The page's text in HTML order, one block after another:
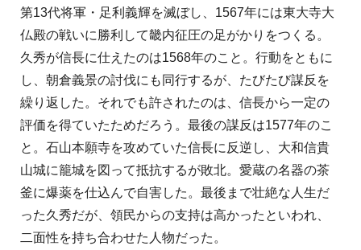
第13代将軍・足利義輝を滅ぼし、1567年には東大寺大
仏殿の戦いに勝利して畿内征圧の足がかりをつくる。
久秀が信長に仕えたのは1568年のこと。行動をともに
し、朝倉義景の討伐にも同行するが、たびたび謀反を
繰り返した。それでも許されたのは、信長から一定の
評価を得ていたためだろう。最後の謀反は1577年のこ
と。石山本願寺を攻めていた信長に反逆し、大和信貴
山城に籠城を図って抵抗するが敗北。愛蔵の名器の茶
釜に爆薬を仕込んで自害した。最後まで壮絶な人生だ
った久秀だが、領民からの支持は高かったといわれ、
二面性を持ち合わせた人物だった。